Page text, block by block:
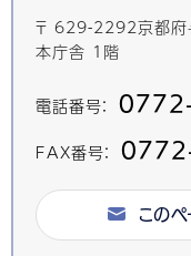
〒 629-2292京都府
本庁舎 1階
電話番号：
FAX番号：
この